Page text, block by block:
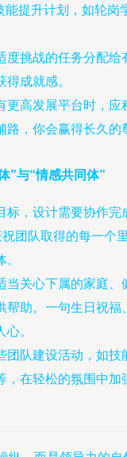
能提升计划，如轮岗
度挑战的任务分配给
成就感。
更高发展平台时，应
路，你会赢得长久的
”与“情感共同体”
标，设计需要协作完
团队取得的每一个
当关心下属的家庭、
帮助。一句生日祝福
。
团队建设活动，如技
，在轻松的氛围中加